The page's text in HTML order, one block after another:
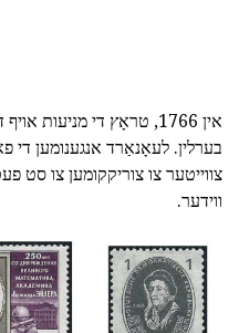
אין 1766, טראָץ די
בערלין. לעאָנאַרד אנגענומען די
צווייטער צו צוריקקומען צו סט
ווידער.